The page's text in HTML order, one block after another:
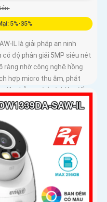
5%-35%
IL là giải pháp an ninh
độ phân giải 5MP siêu nét
ràng nhờ công nghệ hồng
hợp micro thu âm, phát
hỗ trợ thẻ nhớ lên đến
và hiệu quả